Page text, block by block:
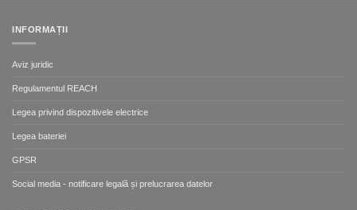
INFORMAȚII
Aviz juridic
Regulamentul REACH
Legea privind dispozitivele electrice
Legea bateriei
GPSR
Social media - notificare legală și prelucrarea datelor